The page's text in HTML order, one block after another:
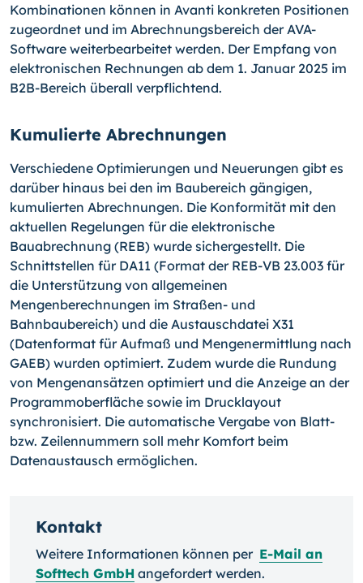
Kombinationen können in Avanti konkreten Positionen
zugeordnet und im Abrechnungsbereich der AVA-
Software weiterbearbeitet werden. Der Empfang von
elektronischen Rechnungen ab dem 1. Januar 2025 im
B2B-Bereich überall verpflichtend.
Kumulierte Abrechnungen
Verschiedene Optimierungen und Neuerungen gibt es
darüber hinaus bei den im Baubereich gängigen,
kumulierten Abrechnungen. Die Konformität mit den
aktuellen Regelungen für die elektronische
Bauabrechnung (REB) wurde sichergestellt. Die
Schnittstellen für DA11 (Format der REB-VB 23.003 für
die Unterstützung von allgemeinen
Mengenberechnungen im Straßen- und
Bahnbaubereich) und die Austauschdatei X31
(Datenformat für Aufmaß und Mengenermittlung nach
GAEB) wurden optimiert. Zudem wurde die Rundung
von Mengenansätzen optimiert und die Anzeige an der
Programmoberfläche sowie im Drucklayout
synchronisiert. Die automatische Vergabe von Blatt-
bzw. Zeilennummern soll mehr Komfort beim
Datenaustausch ermöglichen.
Kontakt
Weitere Informationen können per E-Mail an
Softtech GmbH angefordert werden.